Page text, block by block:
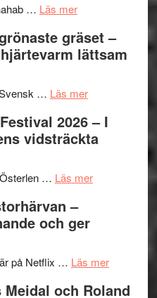
presenterar
nya
titlar
årets
… Läs merom
Shahab
Mehrabi
Filmstadens
stipendium
gräset –
lättsam
… Läs merom
Filmrecension:
Det
grönaste
–
och
lättsam
2026 – I
vidsträckta
… Läs merom
2026
I
–
och ger
på Netflix … Läs merom
Meidal och Roland